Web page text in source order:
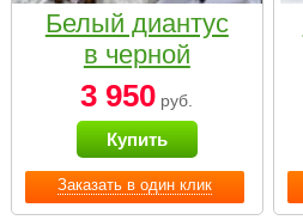
Заказать в один клик
Белый диантус
в черной
коробке Small
3 950 руб.
Купить